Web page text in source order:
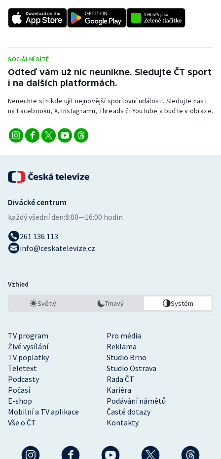
SOCIÁLNÍ SÍTĚ
Odteď vám už nic neunikne. Sledujte ČT sport
i na dalších platformách.
Nenechte si nikde ujít nejnovější sportovní události. Sledujte nás i
na Facebooku, X, Instagramu, Threads či YouTube a buďte v obraze.
TV program
Pro média
Živé vysílání
Reklama
TV poplatky
Studio Brno
Teletext
Studio Ostrava
Podcasty
Rada ČT
Počasí
Kariéra
E-shop
Podávání námětů
Mobilní a TV aplikace
Časté dotazy
Vše o ČT
Kontakty
Divácké centrum
každý všední den:8:00—16:00 hodin
261 136 113
info@ceskatelevize.cz
Vzhled
Světlý Tmavý Systém